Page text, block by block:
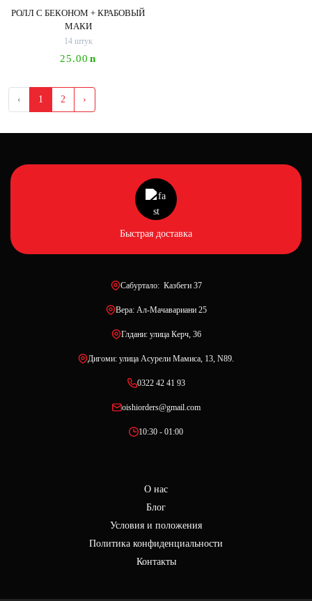
РОЛЛ С БЕКОНОМ + КРАБОВЫЙ
МАКИ
14 штук
25.00 n
‹ 1 2 ›
Быстрая доставка
Сабуртало: Казбеги 37
Вера: Ал-Мачавариани 25
Глдани: улица Керч, 36
Дигоми: улица Асурели Мамиса, 13, N89.
0322 42 41 93
oishiorders@gmail.com
10:30 - 01:00
О нас
Блог
Условия и положения
Политика конфиденциальности
Контакты